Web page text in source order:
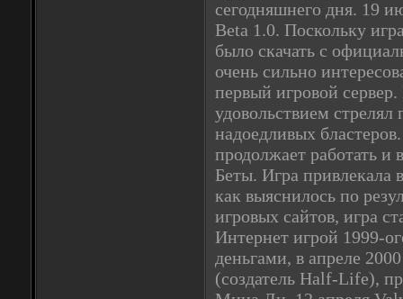
сегодняшнего дня. 19
Beta 1.0. Поскольку
было скачать с
очень сильно
первый игровой
удовольствием стрелял
надоедливых
продолжает работать и
Беты. Игра привлекала
как выяснилось по
игровых сайтов, игра
Интернет игрой 1999-
деньгами, в апреле
(создатель Half-Life),